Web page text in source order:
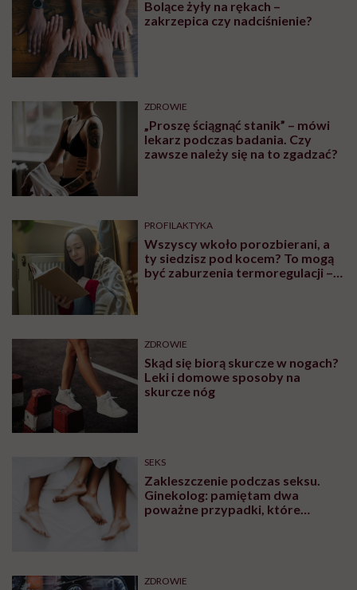
Bolące żyły na rękach –
zakrzepica czy nadciśnienie?
ZDROWIE
„Proszę ściągnąć stanik” – mówi
lekarz podczas badania. Czy
zawsze należy się na to zgadzać?
PROFILAKTYKA
Wszyscy wkoło porozbierani, a
ty siedzisz pod kocem? To mogą
być zaburzenia termoregulacji –
ZDROWIE
Skąd się biorą skurcze w nogach?
Leki i domowe sposoby na
skurcze nóg
SEKS
Zakleszczenie podczas seksu.
Ginekolog: pamiętam dwa
poważne przypadki, które
ZDROWIE